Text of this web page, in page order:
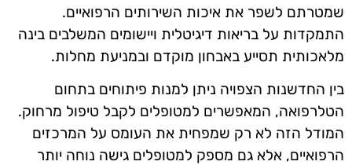
שמטרתם לשפר את איכות השירותים הרפואיים.
התמקדות על בריאות דיגיטלית ויישומים המשלבים בינה
מלאכותית תסייע באבחון מוקדם ובמניעת מחלות.
בין החדשנות הצפויה ניתן למנות פיתוחים בתחום
הטלרפואה, המאפשרים למטופלים לקבל טיפול מרחוק.
המודל הזה לא רק שמפחית את העומס על המרכזים
הרפואיים, אלא גם מספק למטופלים גישה נוחה יותר